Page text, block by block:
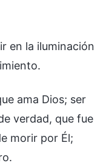
en la iluminación
ama Dios; ser
verdad, que fue
morir por Él;